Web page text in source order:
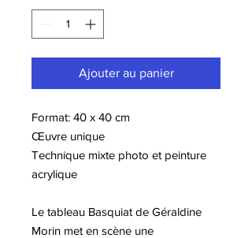
Ajouter au panier
Format: 40 x 40 cm
Œuvre unique
Technique mixte photo et peinture
acrylique
Le tableau Basquiat de Géraldine
Morin met en scène une